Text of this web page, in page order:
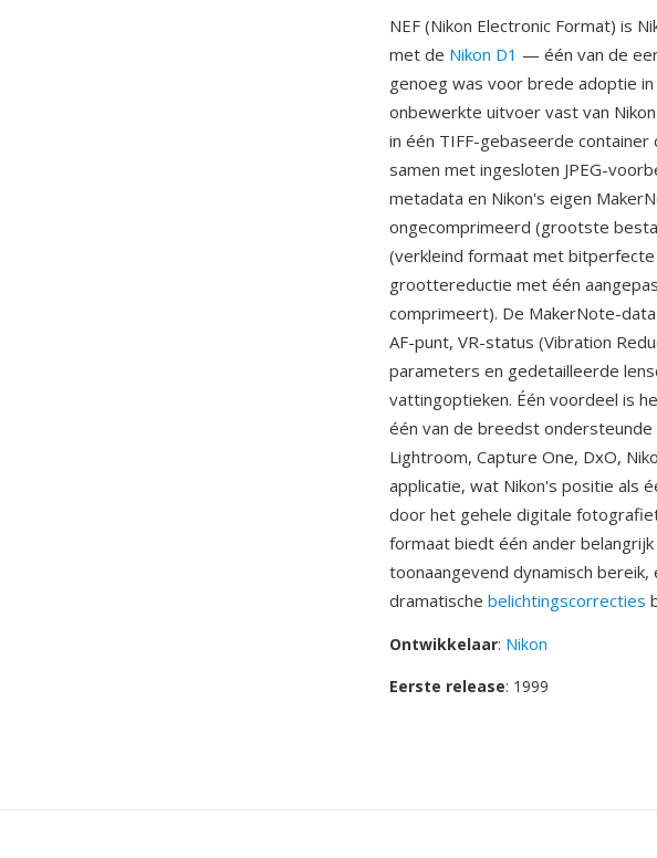
NEF (Nikon Electronic Format) is
met de Nikon D1 — één van de
genoeg was voor brede adoptie
onbewerkte uitvoer vast van
in één TIFF-gebaseerde
samen met ingesloten JPEG-
metadata en Nikon's eigen
ongecomprimeerd (grootste
(verkleind formaat met
groottereductie met één
comprimeert). De MakerNote-
AF-punt, VR-status (Vibration
parameters en gedetailleerde
vattingoptieken. Één voordeel is
één van de breedst
Lightroom, Capture One, DxO,
applicatie, wat Nikon's positie als
door het gehele digitale
formaat biedt één ander
toonaangevend dynamisch
dramatische belichtingscorrecties
Ontwikkelaar: Nikon
Eerste release: 1999